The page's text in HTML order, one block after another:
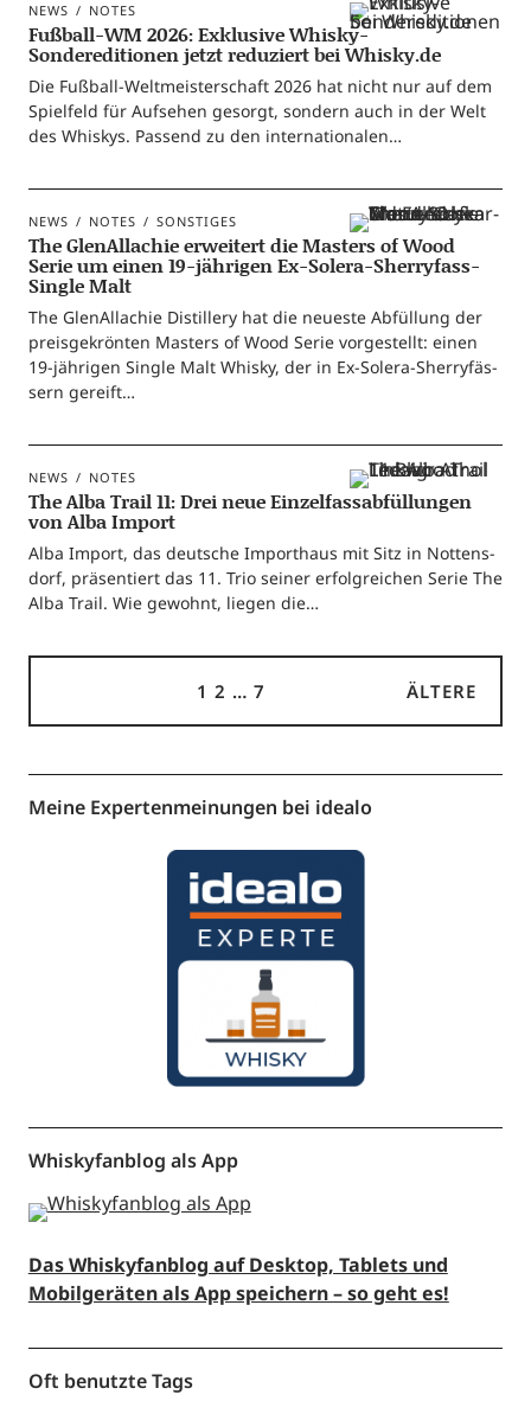
NEWS NOTES
Fußball-WM 2026: Exklusive Whisky-
Sondereditionen jetzt reduziert bei Whisky.de
Die Fuß­­ball-Wel­t­­meis­­ter­­schaft 2026 hat nicht nur auf dem
Spiel­feld für Auf­se­hen gesorgt, son­dern auch in der Welt
des Whis­kys. Pas­send zu den internationalen…
NEWS NOTES SONSTIGES
The GlenAllachie erweitert die Masters of Wood
Serie um einen 19-jährigen Ex-Solera-Sherryfass-
Single Malt
The Glen­Al­lachie Distil­lery hat die neu­es­te Abfül­lung der
preis­ge­krön­ten Mas­ters of Wood Serie vor­ge­stellt: einen
19-jäh­ri­­gen Sin­gle Malt Whis­ky, der in Ex-Sole­ra-Sher­ry­­fäs­­
sern gereift…
NEWS NOTES
The Alba Trail 11: Drei neue Einzelfassabfüllungen
von Alba Import
Alba Import, das deut­sche Import­haus mit Sitz in Not­tens­
dorf, prä­sen­tiert das 11. Trio sei­ner erfolg­rei­chen Serie The
Alba Trail. Wie gewohnt, lie­gen die…
1 2 … 7 ÄLTERE
Meine Expertenmeinungen bei idealo
Whiskyfanblog als App
Das Whiskyfanblog auf Desktop, Tablets und
Mobilgeräten als App speichern – so geht es!
Oft benutzte Tags